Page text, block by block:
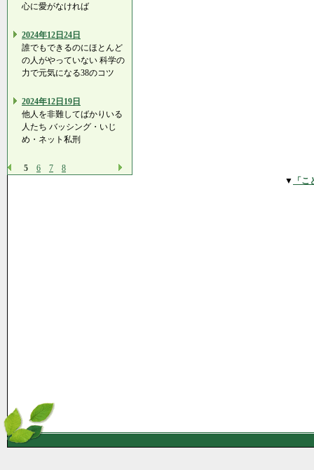
心に愛がなければ
2024年12日24日
誰でもできるのにほとんど
の人がやっていない 科学の
力で元気になる38のコツ
2024年12日19日
他人を非難してばかりいる
人たち バッシング・いじ
め・ネット私刑
5 6 7 8
▼ 「